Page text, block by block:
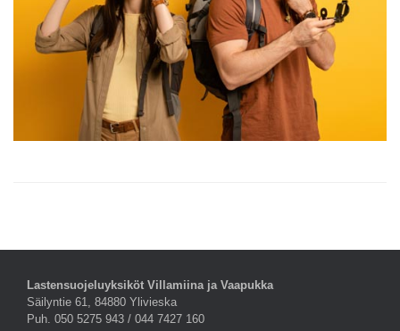
Lastensuojeluyksiköt Villamiina ja Vaapukka
Säilyntie 61, 84880 Ylivieska
Puh. 050 5275 943 / 044 7427 160